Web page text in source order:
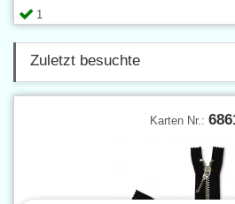
1
Zuletzt besuchte
Karten Nr.: